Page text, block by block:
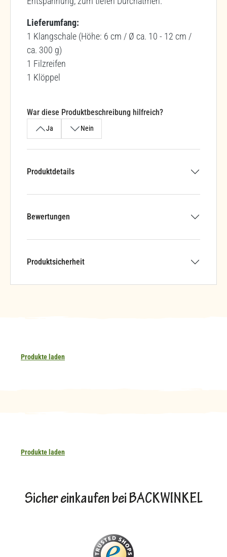
Lieferumfang:
1 Klangschale (Höhe: 6 cm / Ø ca. 10 - 12 cm /
ca. 300 g)
1 Filzreifen
1 Klöppel
War diese Produktbeschreibung hilfreich?
Ja Nein
Produktdetails
Bewertungen
Produktsicherheit
Produkte laden
Produkte laden
Sicher einkaufen bei BACKWINKEL